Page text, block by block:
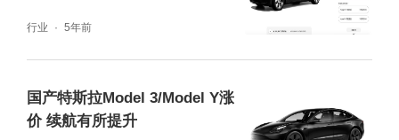
行业 5年前
国产特斯拉Model 3/Model Y涨
价 续航有所提升